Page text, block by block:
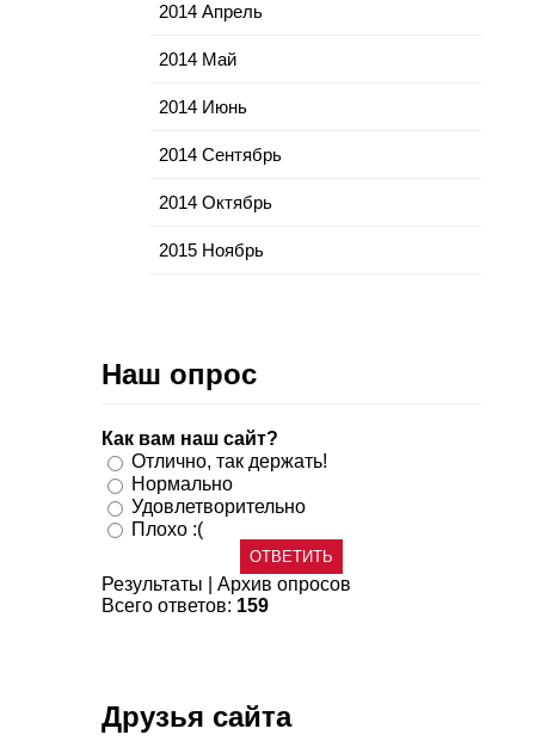
2014 Апрель
2014 Май
2014 Июнь
2014 Сентябрь
2014 Октябрь
2015 Ноябрь
Наш опрос
Как вам наш сайт?
Отлично, так держать!
Нормально
Удовлетворительно
Плохо :(
Результаты
Архив опросов
Всего ответов: 159
Друзья сайта